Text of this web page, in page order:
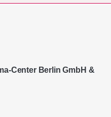
Center Berlin GmbH &